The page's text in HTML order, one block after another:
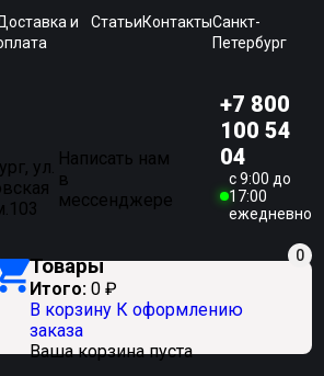
и
СтатьиКонтактыСанкт-
Петербург
ул. Написать нам
в
мессенджере
+7 800
100 54
04
c 9:00 до
17:00
ежедневно
0
Товары
Итого: 0 ₽
В корзину К оформлению
заказа
Ваша корзина пуста